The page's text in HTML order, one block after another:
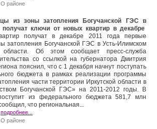
районе
из зоны затопления Богучанской ГЭС в
получат ключи от новых квартир в декабре
получат в декабре 2011 года первые
затопления Богучанской ГЭС в Усть-Илимском
области. Об этом сообщает пресс-служба
со ссылкой на губернатора Дмитрия
пояснил, что с 1 декабря начнут поступать
бюджета в рамках реализации программы
части территории Иркутской области в
Богучанской ГЭС» на 2011-2012 годы. В
из федерального бюджета 581,7 млн
что региональная...
подробнее...
районе